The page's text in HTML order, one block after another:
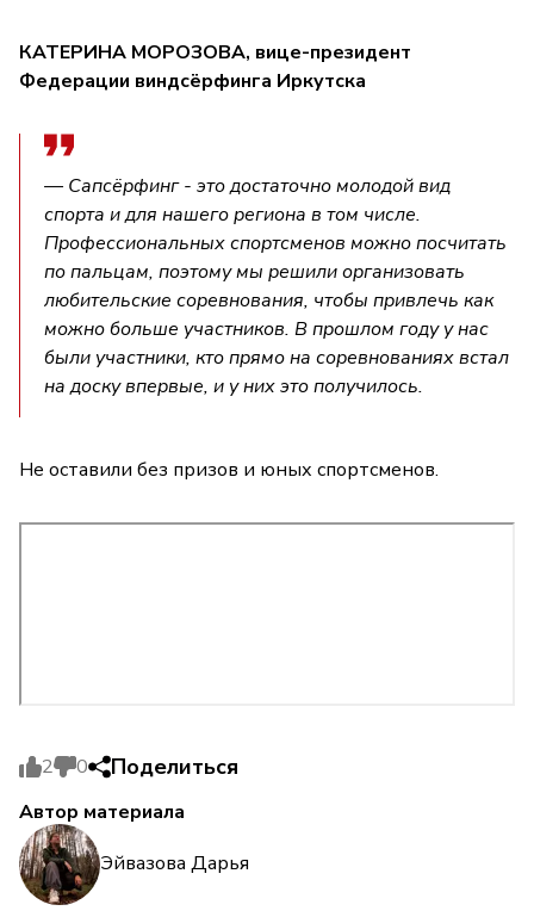
КАТЕРИНА МОРОЗОВА, вице-президент
Федерации виндсёрфинга Иркутска
— Сапсёрфинг - это достаточно молодой вид
спорта и для нашего региона в том числе.
Профессиональных спортсменов можно посчитать
по пальцам, поэтому мы решили организовать
любительские соревнования, чтобы привлечь как
можно больше участников. В прошлом году у нас
были участники, кто прямо на соревнованиях встал
на доску впервые, и у них это получилось.
Не оставили без призов и юных спортсменов.
2 0 Поделиться
Автор материала
Эйвазова Дарья